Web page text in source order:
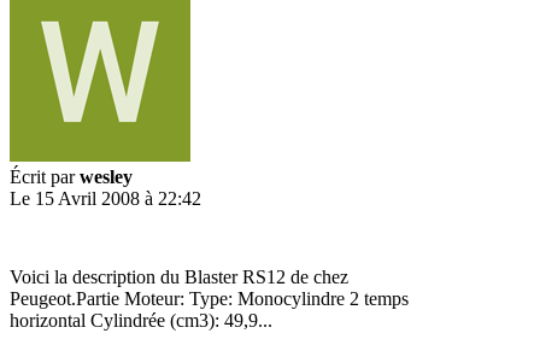
Écrit parwesley
Le 15 Avril 2008 à 22:42
Voici la description du Blaster RS12 de chez
Peugeot.Partie Moteur: Type: Monocylindre 2 temps
horizontal Cylindrée (cm3): 49,9...